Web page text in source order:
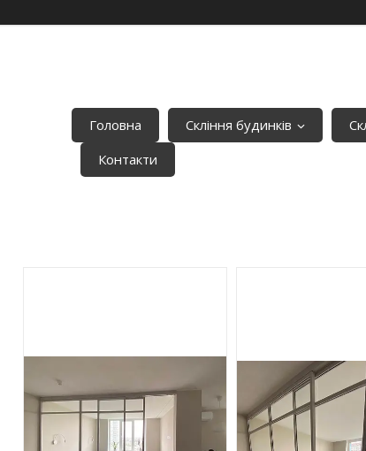
Головна Скління будинків
Контакти